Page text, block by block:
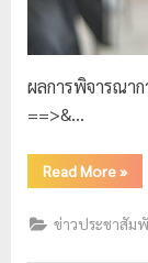
ผลการพิจารณา
==>&…
Read More»
ข่าวประชาสัม